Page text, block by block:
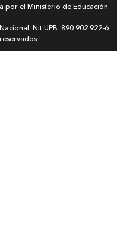
por el Ministerio de Educación
Nit UPB: 890.902.922-6.